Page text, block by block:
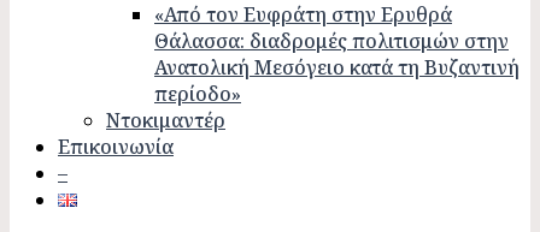
«Από τον Ευφράτη στην Ερυθρά
Θάλασσα: διαδρομές πολιτισμών στην
Ανατολική Μεσόγειο κατά τη Βυζαντινή
περίοδο»
Ντοκιμαντέρ
Επικοινωνία
–